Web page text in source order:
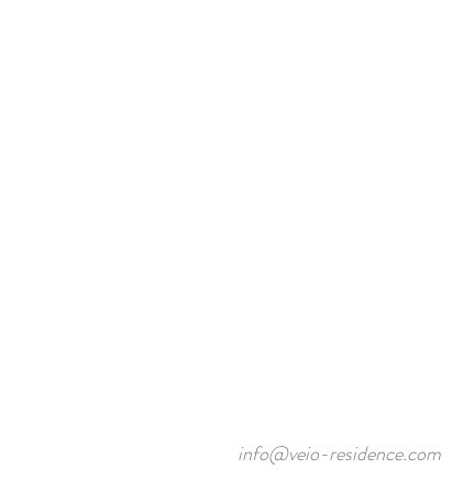
info@veio-residence.com